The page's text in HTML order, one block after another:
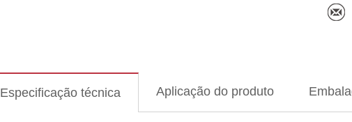
Especificação técnica Aplicação do produto